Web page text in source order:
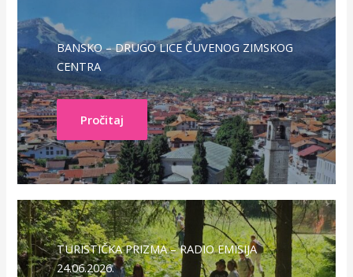
BANSKO – DRUGO LICE ČUVENOG ZIMSKOG
CENTRA
Pročitaj
TURISTIČKA PRIZMA – RADIO EMISIJA
24.06.2026.